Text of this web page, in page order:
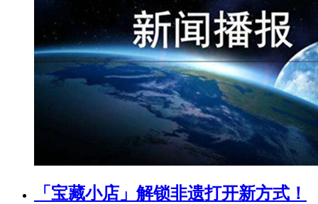
「宝藏小店」解锁非遗打开新方式！